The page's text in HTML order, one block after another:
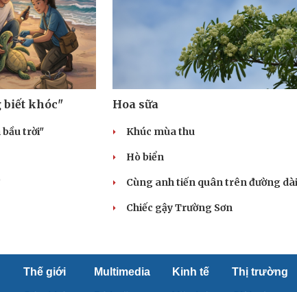
biết khóc"
bầu trời"
Hoa sữa
Khúc mùa thu
Hò biển
Cùng anh tiến quân trên đường dài
Chiếc gậy Trường Sơn
Thế giới Multimedia Kinh tế Thị trường